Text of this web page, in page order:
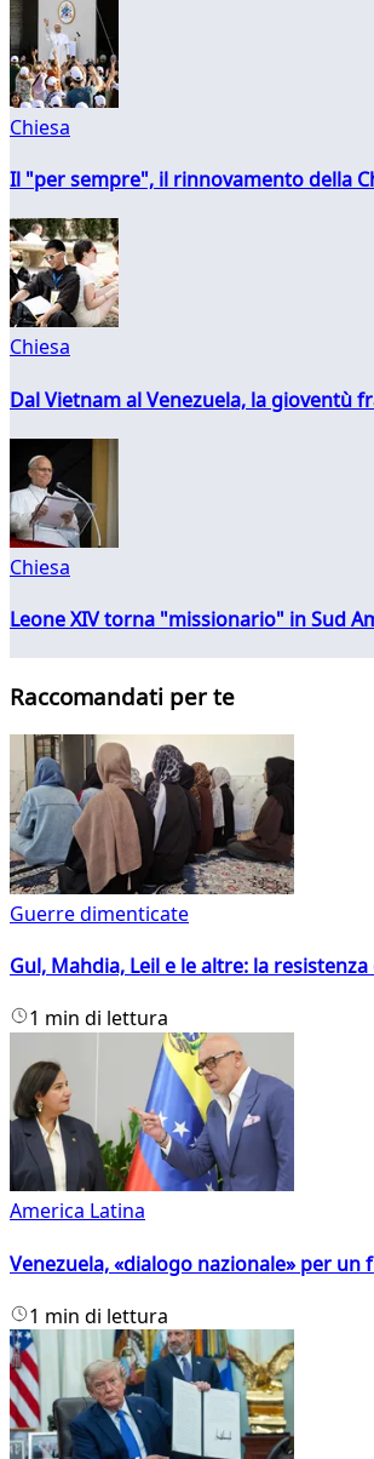
Chiesa
Il "per sempre", il rinnovamento della
Chiesa
Dal Vietnam al Venezuela, la gioventù
Chiesa
Leone XIV torna "missionario" in Sud
Raccomandati per te
Guerre dimenticate
Gul, Mahdia, Leil e le altre: la
1 min di lettura
America Latina
Venezuela, «dialogo nazionale» per
1 min di lettura